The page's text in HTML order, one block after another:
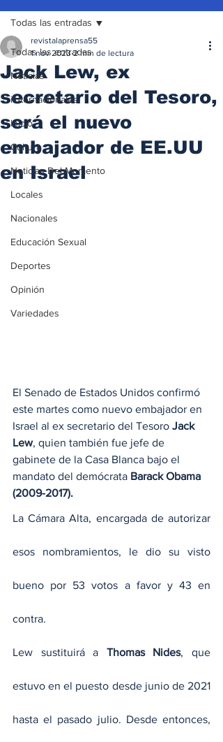
Todas las entradas
Noticias
iInternacionales
Inicio
Cultura
Noticias Del Momento
Locales
Nacionales
Educación Sexual
Deportes
Opinión
Variedades
Todas las entradas
Jack Lew, ex
secretario del Tesoro,
será el nuevo
embajador de EE.UU
en Israel
revistalaprensa55
1 nov 2023 2 min de lectura
El Senado de Estados Unidos confirmó
este martes como nuevo embajador en
Israel al ex secretario del Tesoro Jack
Lew, quien también fue jefe de
gabinete de la Casa Blanca bajo el
mandato del demócrata Barack Obama
(2009-2017).
La Cámara Alta, encargada de autorizar
esos nombramientos, le dio su visto
bueno por 53 votos a favor y 43 en
contra.
Lew sustituirá a Thomas Nides, que
estuvo en el puesto desde junio de 2021
hasta el pasado julio. Desde entonces,